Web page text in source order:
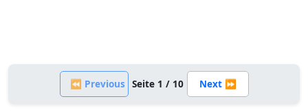
⏪ Previous Seite 1 / 10 Next ⏩